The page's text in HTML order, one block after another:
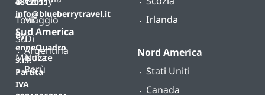
info@blueberrytravel.it
By
enneQuadro
s.r.l.
Partita
IVA
Sud America
Argentina
Perù
Irlanda
Nord America
Stati Uniti
Canada
Tour
Su
Misura
Viaggio
Di
Nozze